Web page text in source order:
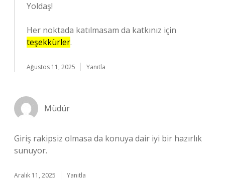
Yoldaş!
Her noktada katılmasam da katkınız için
teşekkürler.
Ağustos 11, 2025 Yanıtla
Müdür
Giriş rakipsiz olmasa da konuya dair iyi bir hazırlık
sunuyor.
Aralık 11, 2025 Yanıtla